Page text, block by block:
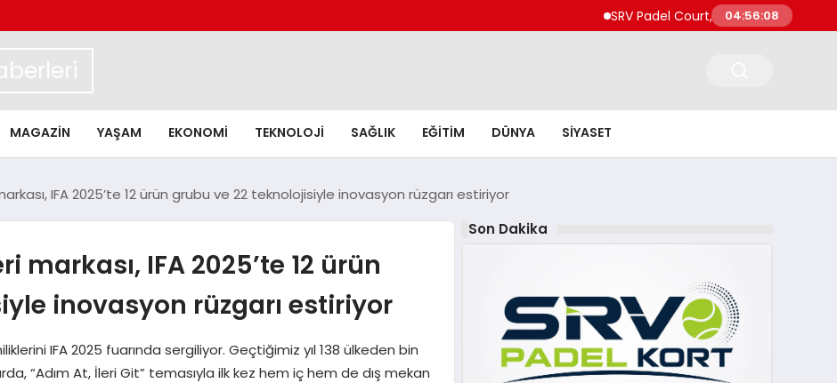
SRV Padel Court, Türkiye’de Padel04:56:10
MAGAZIN YAŞAM EKONOMI TEKNOLOJI SAĞLIK EĞITIM DÜNYA SIYASET
IFA 2025’te 12 ürün grubu ve 22 teknolojisiyle inovasyon rüzgarı estiriyor
markası, IFA 2025’te 12 ürün
inovasyon rüzgarı estiriyor
IFA 2025 fuarında sergiliyor. Geçtiğimiz yıl 138 ülkeden bin
“Adım At, İleri Git” temasıyla ilk kez hem iç hem de dış mekan
Son Dakika